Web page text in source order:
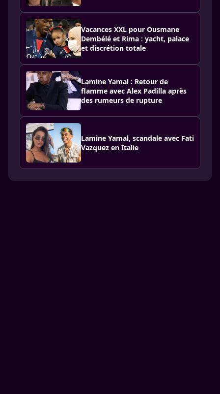
Vacances XXL pour Ousmane
Dembélé et Rima : yacht, palace
et discrétion totale
Lamine Yamal : Retour de
flamme avec Alex Padilla après
des rumeurs de rupture
Lamine Yamal, scandale avec Fati
Vazquez en Italie